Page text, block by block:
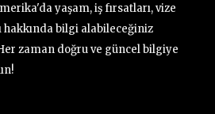
yaşam, iş fırsatları, vize
hakkında bilgi alabileceğiniz
zaman doğru ve güncel bilgiye